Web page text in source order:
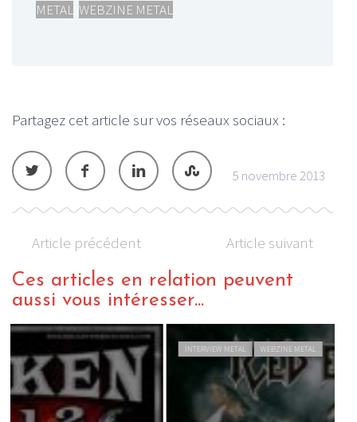
METAL WEBZINE METAL
Partagez cet article sur vos réseaux sociaux :
5 novembre 2013
Article précédent Article suivant
Ces articles en relation peuvent
aussi vous intéresser...
WEBZINE METAL